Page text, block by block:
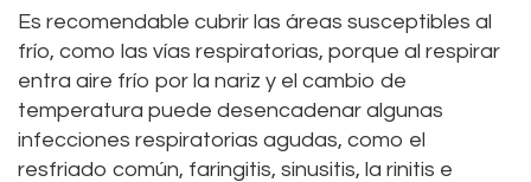
Es recomendable cubrir las áreas susceptibles al
frío, como las vías respiratorias, porque al respirar
entra aire frío por la nariz y el cambio de
temperatura puede desencadenar algunas
infecciones respiratorias agudas, como el
resfriado común, faringitis, sinusitis, la rinitis e